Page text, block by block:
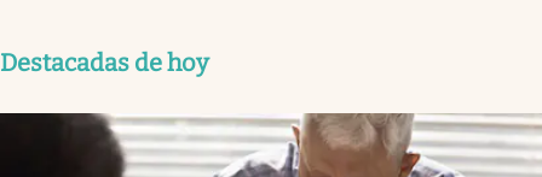
Destacadas de hoy